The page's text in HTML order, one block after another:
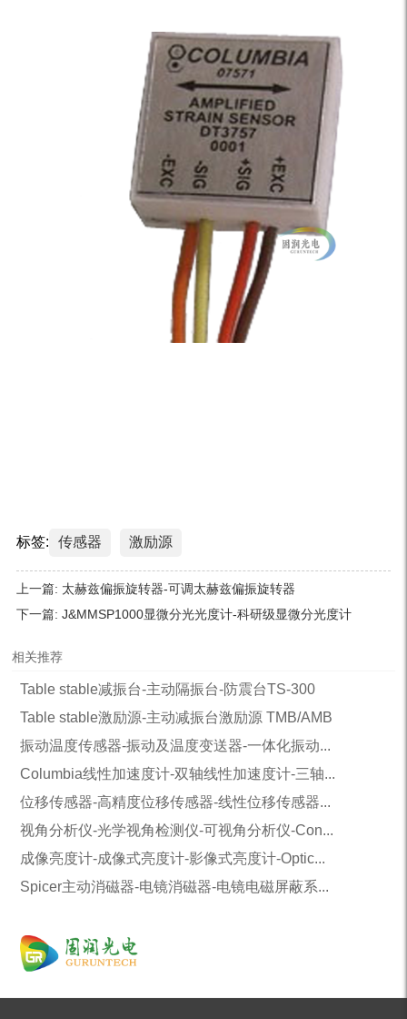
标签: 传感器 激励源
上一篇: 太赫兹偏振旋转器-可调太赫兹偏振旋转器
下一篇: J&MMSP1000显微分光光度计-科研级显微分光度计
相关推荐
Table stable减振台-主动隔振台-防震台TS-300
Table stable激励源-主动减振台激励源 TMB/AMB
振动温度传感器-振动及温度变送器-一体化振动...
Columbia线性加速度计-双轴线性加速度计-三轴...
位移传感器-高精度位移传感器-线性位移传感器...
视角分析仪-光学视角检测仪-可视角分析仪-Con...
成像亮度计-成像式亮度计-影像式亮度计-Optic...
Spicer主动消磁器-电镜消磁器-电镜电磁屏蔽系...